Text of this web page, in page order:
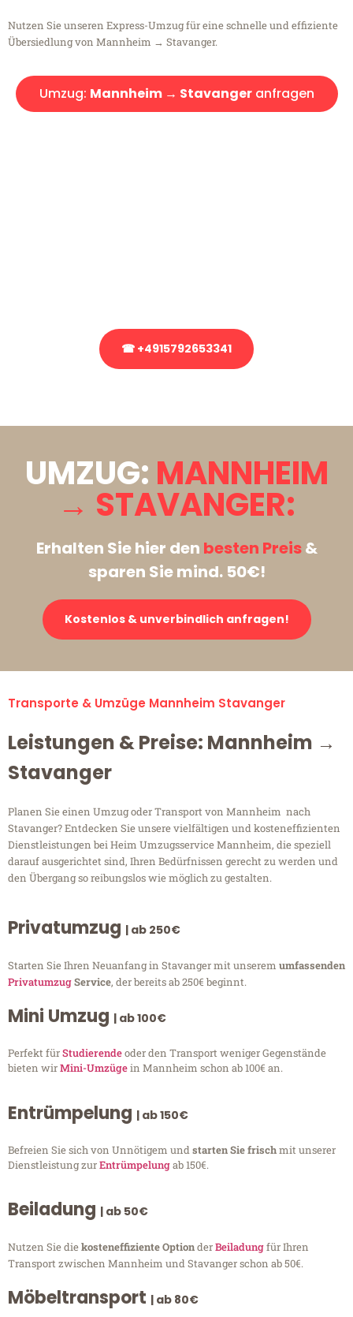
Nutzen Sie unseren Express-Umzug für eine schnelle und effiziente
Übersiedlung von Mannheim → Stavanger.
Umzug: Mannheim → Stavangeranfragen
☎ +4915792653341
UMZUG: MANNHEIM
→ STAVANGER:
Erhalten Sie hier den besten Preis&
sparen Sie mind. 50€!
Kostenlos & unverbindlich anfragen!
Transporte & Umzüge Mannheim Stavanger
Leistungen & Preise: Mannheim →
Stavanger
Planen Sie einen Umzug oder Transport von Mannheim nach
Stavanger? Entdecken Sie unsere vielfältigen und kosteneffizienten
Dienstleistungen bei Heim Umzugsservice Mannheim, die speziell
darauf ausgerichtet sind, Ihren Bedürfnissen gerecht zu werden und
den Übergang so reibungslos wie möglich zu gestalten.
Privatumzug | ab 250€
Starten Sie Ihren Neuanfang in Stavanger mit unserem umfassenden
PrivatumzugService, der bereits ab 250€ beginnt.
Mini Umzug | ab 100€
Perfekt fürStudierendeoder den Transport weniger Gegenstände
bieten wirMini-Umzügein Mannheim schon ab 100€ an.
Entrümpelung | ab 150€
Befreien Sie sich von Unnötigem undstarten Sie frischmit unserer
Dienstleistung zurEntrümpelungab 150€.
Beiladung | ab 50€
Nutzen Sie diekosteneffiziente OptionderBeiladungfür Ihren
Transport zwischen Mannheim und Stavanger schon ab 50€.
Möbeltransport | ab 80€